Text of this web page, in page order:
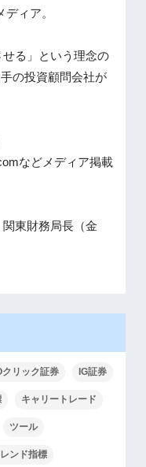
ィア。
せる」という理念の
の投資顧問会社が
などメディア掲載
東財務局長（金
クリック証券 IG証券
キャリートレード
ツール
レンド指標